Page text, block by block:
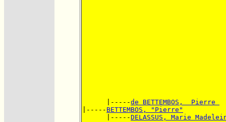
      |-----
de BETTEMBOS,  Pierre
|----- BETTEMBOS, "Pierre"
      |-----
DELASSUS, Marie